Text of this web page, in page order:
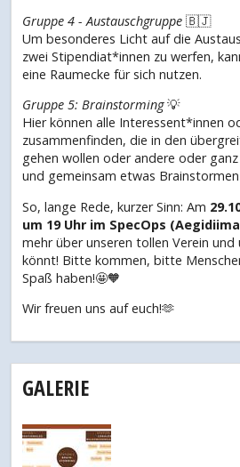
Gruppe 4 - Austauschgruppe 🇧🇯
Um besonderes Licht auf die
zwei Stipendiat*innen zu werfen,
eine Raumecke für sich nutzen.
Gruppe 5: Brainstorming💡
Hier können alle Interessent*innen
zusammenfinden, die in den
gehen wollen oder andere oder
und gemeinsam etwas
So, lange Rede, kurzer Sinn: Am
um 19 Uhr im SpecOps
mehr über unseren tollen Verein und
könnt! Bitte kommen, bitte
Spaß haben!🤩🧡
Wir freuen uns auf euch!🫶
GALERIE